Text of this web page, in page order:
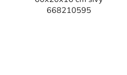
668210595